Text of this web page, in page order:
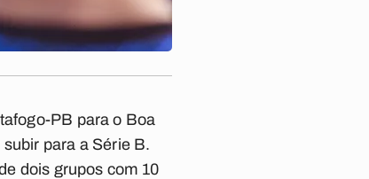
PB para o Boa
para a Série B.
dois grupos com 10